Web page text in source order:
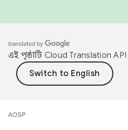
এই পৃষ্ঠাটি Cloud Translation API
AOSP